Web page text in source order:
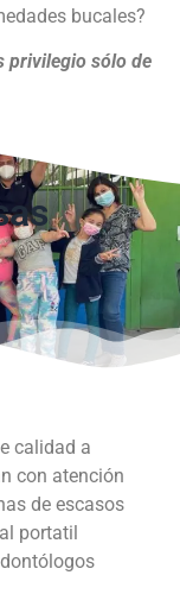
bucales?
privilegio sólo de
calidad a
con atención
de escasos
portatil